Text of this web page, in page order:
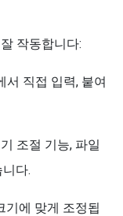
작동합니다:
서 직접 입력, 붙여
조절 기능, 파일
다.
기에 맞게 조정됩